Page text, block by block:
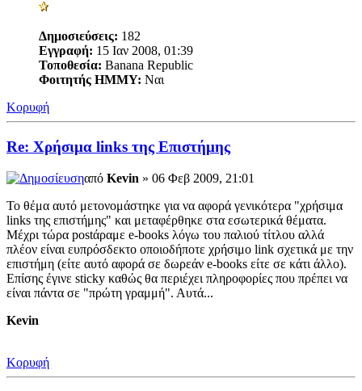
Δημοσιεύσεις: 182
Εγγραφή: 15 Ιαν 2008, 01:39
Τοποθεσία: Banana Republic
Φοιτητής ΗΜΜΥ: Ναι
Κορυφή
Re: Χρήσιμα links της Επιστήμης
από Kevin » 06 Φεβ 2009, 21:01
Το θέμα αυτό μετονομάστηκε για να αφορά γενικότερα "χρήσιμα
links της επιστήμης" και μεταφέρθηκε στα εσωτερικά θέματα.
Μέχρι τώρα postάραμε e-books λόγω του παλιού τίτλου αλλά
πλέον είναι ευπρόσδεκτο οποιοδήποτε χρήσιμο link σχετικά με την
επιστήμη (είτε αυτό αφορά σε δωρεάν e-books είτε σε κάτι άλλο).
Επίσης έγινε sticky καθώς θα περιέχει πληροφορίες που πρέπει να
είναι πάντα σε "πρώτη γραμμή". Αυτά...
Kevin
Κορυφή